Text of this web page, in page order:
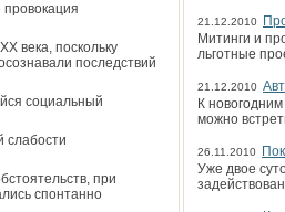
века, поскольку
последствий
социальный
слабости
при
спонтанно
21.12.2010
Митинги и
льготные
21.12.2010
К
можно
26.11.2010
Уже двое